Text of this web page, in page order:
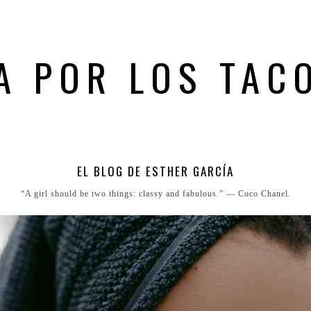
POR LOS
EL BLOG DE ESTHER GARCÍA
“A girl should be two things: classy and fabulous.” ― Coco Chanel.